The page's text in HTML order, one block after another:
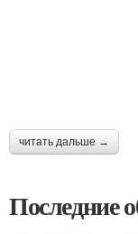
читать дальше →
Последние